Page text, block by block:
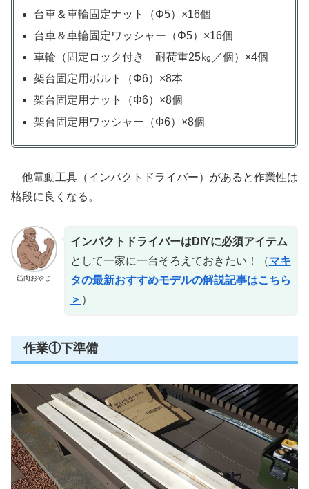
台車＆車輪固定ナット（Φ5）×16個
台車＆車輪固定ワッシャー（Φ5）×16個
車輪（固定ロック付き 耐荷重25㎏／個）×4個
架台固定用ボルト（Φ6）×8本
架台固定用ナット（Φ6）×8個
架台固定用ワッシャー（Φ6）×8個
他電動工具（インパクトドライバー）があると作業性は
格段に良くなる。
筋肉おやじ
インパクトドライバーはDIYに必須アイテム
として一家に一台そろえておきたい！（マキ
タの最新おすすめモデルの解説記事はこちら
＞ ）
作業①下準備